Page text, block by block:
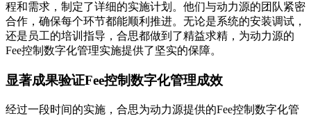
程和需求，制定了详细的实施计划。他们与动力源的团队紧密
合作，确保每个环节都能顺利推进。无论是系统的安装调试，
还是员工的培训指导，合思都做到了精益求精，为动力源的
Fee控制数字化管理实施提供了坚实的保障。
显著成果验证Fee控制数字化管理成效
经过一段时间的实施，合思为动力源提供的Fee控制数字化管